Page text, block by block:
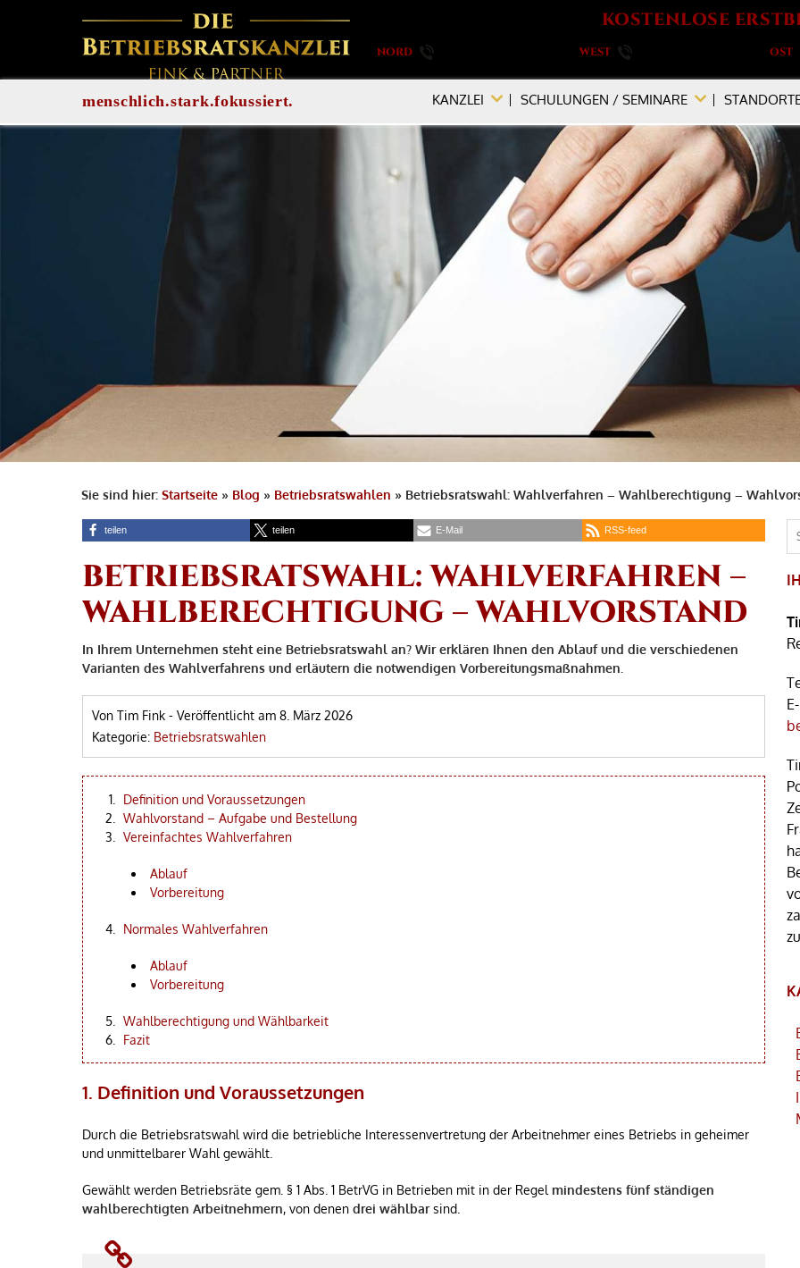
KOSTENLOSE
NORD WEST OST
menschlich.stark.fokussiert. KANZLEI SCHULUNGEN / SEMINARE
Sie sind hier: Startseite» Blog » Betriebsratswahlen » Betriebsratswahl: Wahlverfahren – Wahlberechtigung –
teilen teilen E-Mail RSS-feed
BETRIEBSRATSWAHL: WAHLVERFAHREN –
WAHLBERECHTIGUNG – WAHLVORSTAND
In Ihrem Unternehmen steht eine Betriebsratswahl an? Wir erklären Ihnen den Ablauf und die verschiedenen
Varianten des Wahlverfahrens und erläutern die notwendigen Vorbereitungsmaßnahmen.
Von Tim Fink - Veröffentlicht am 8. März 2026
Kategorie: Betriebsratswahlen
Definition und Voraussetzungen
Wahlvorstand – Aufgabe und Bestellung
Vereinfachtes Wahlverfahren
Ablauf
Vorbereitung
Normales Wahlverfahren
Ablauf
Vorbereitung
Wahlberechtigung und Wählbarkeit
Fazit
1. Definition und Voraussetzungen
Durch die Betriebsratswahl wird die betriebliche Interessenvertretung der Arbeitnehmer eines Betriebs in geheimer
und unmittelbarer Wahl gewählt.
Gewählt werden Betriebsräte gem. § 1 Abs. 1 BetrVG in Betrieben mit in der Regel mindestens fünf ständigen
wahlberechtigten Arbeitnehmern, von denen drei wählbarsind.